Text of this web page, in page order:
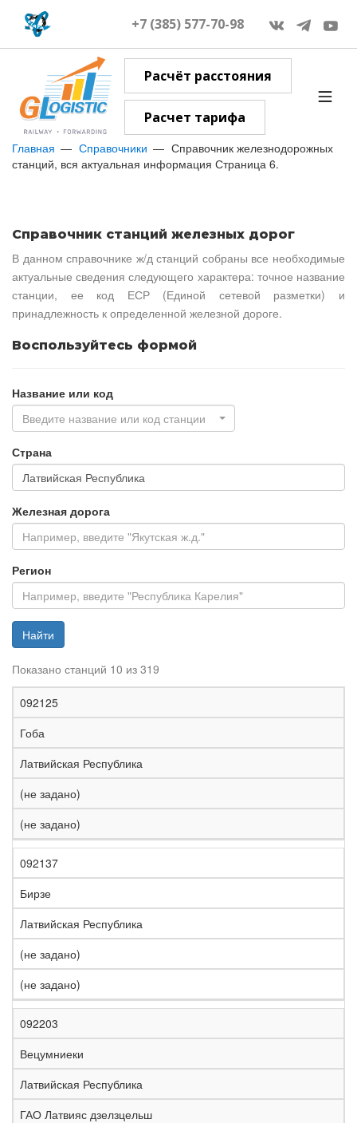
+7 (385) 577-70-98
Расчёт расстояния
Расчет тарифа
Главная Справочники
Справочник железнодорожных
станций, вся актуальная информация Страница 6.
Справочник станций железных дорог
В данном справочнике ж/д станций собраны все необходимые
актуальные сведения следующего характера: точное название
станции, ее код ЕСР (Единой сетевой разметки) и
принадлежность к определенной железной дороге.
Воспользуйтесь формой
Название или код
Введите название или код станции
Страна
Железная дорога
Регион
Найти
Показано станций 10 из 319
К
о
д
Н
а
з
в
а
н
и
е
С
т
а
а
е
е
з
н
я
о
о
а
е
и
н
092125
Гоба
Латвийская Республика
(не задано)
(не задано)
092137
Бирзе
Латвийская Республика
(не задано)
(не задано)
092203
Вецумниеки
Латвийская Республика
ГАО Латвияс дзелзцельш